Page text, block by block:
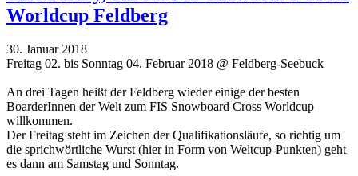
Worldcup Feldberg
30. Januar 2018
Freitag 02. bis Sonntag 04. Februar 2018 @ Feldberg-Seebuck
An drei Tagen heißt der Feldberg wieder einige der besten
BoarderInnen der Welt zum FIS Snowboard Cross Worldcup
willkommen.
Der Freitag steht im Zeichen der Qualifikationsläufe, so richtig um
die sprichwörtliche Wurst (hier in Form von Weltcup-Punkten) geht
es dann am Samstag und Sonntag.